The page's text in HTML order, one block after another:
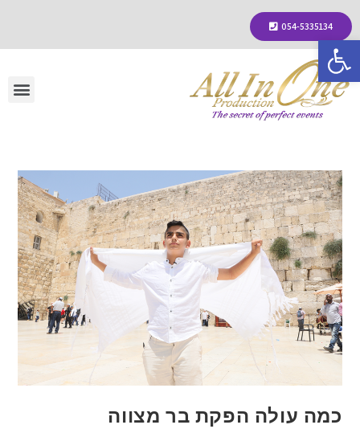
פתח סרגל נגישות
054-5335134
כמה עולה הפקת בר מצווה